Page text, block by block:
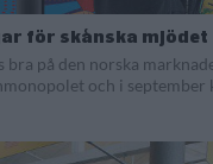
för skånska mjödet
på den norska
och i september